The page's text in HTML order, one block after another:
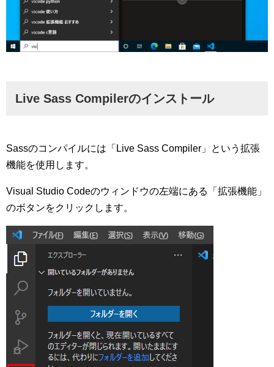
Live Sass Compilerのインストール
Sassのコンパイルには「Live Sass Compiler」という拡張
機能を使用します。
Visual Studio Codeのウィンドウの左端にある「拡張機能」
のボタンをクリックします。